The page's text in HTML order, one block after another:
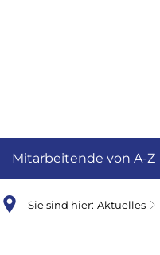
Mitarbeitende von A-Z
Sie sind hier: Aktuelles